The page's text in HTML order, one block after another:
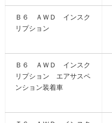
Ｂ６ ＡＷＤ インスク
リプション
Ｂ６ ＡＷＤ インスク
リプション エアサスペ
ンション装着車